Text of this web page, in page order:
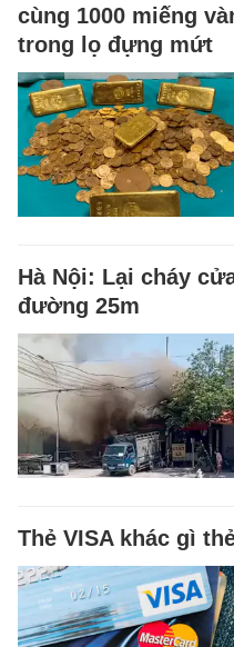
cùng 1000 miếng
trong lọ đựng mứt
Hà Nội: Lại cháy
đường 25m
Thẻ VISA khác gì